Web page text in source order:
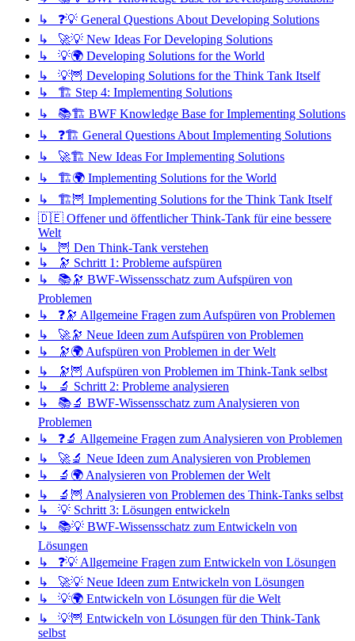
↳ ❓💡 General Questions About Developing Solutions
↳ 🚀💡 New Ideas For Developing Solutions
↳ 💡🌍 Developing Solutions for the World
↳ 💡🦉 Developing Solutions for the Think Tank Itself
↳ 🏗️ Step 4: Implementing Solutions
↳ 📚🏗️ BWF Knowledge Base for Implementing Solutions
↳ ❓🏗️ General Questions About Implementing Solutions
↳ 🚀🏗️ New Ideas For Implementing Solutions
↳ 🏗️🌍 Implementing Solutions for the World
↳ 🏗️🦉 Implementing Solutions for the Think Tank Itself
🇩🇪 Offener und öffentlicher Think-Tank für eine bessere
Welt
↳ 🦉 Den Think-Tank verstehen
↳ 🔭 Schritt 1: Probleme aufspüren
↳ 📚🔭 BWF-Wissensschatz zum Aufspüren von
Problemen
↳ ❓🔭 Allgemeine Fragen zum Aufspüren von Problemen
↳ 🚀🔭 Neue Ideen zum Aufspüren von Problemen
↳ 🔭🌍 Aufspüren von Problemen in der Welt
↳ 🔭🦉 Aufspüren von Problemen im Think-Tank selbst
↳ 🔬 Schritt 2: Probleme analysieren
↳ 📚🔬 BWF-Wissensschatz zum Analysieren von
Problemen
↳ ❓🔬 Allgemeine Fragen zum Analysieren von Problemen
↳ 🚀🔬 Neue Ideen zum Analysieren von Problemen
↳ 🔬🌍 Analysieren von Problemen der Welt
↳ 🔬🦉 Analysieren von Problemen des Think-Tanks selbst
↳ 💡 Schritt 3: Lösungen entwickeln
↳ 📚💡 BWF-Wissensschatz zum Entwickeln von
Lösungen
↳ ❓💡 Allgemeine Fragen zum Entwickeln von Lösungen
↳ 🚀💡 Neue Ideen zum Entwickeln von Lösungen
↳ 💡🌍 Entwickeln von Lösungen für die Welt
↳ 💡🦉 Entwickeln von Lösungen für den Think-Tank
selbst